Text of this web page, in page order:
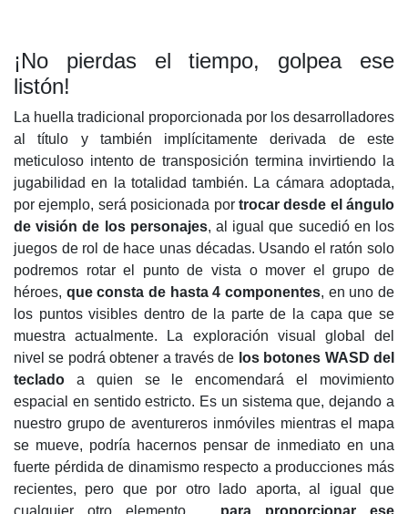
¡No pierdas el tiempo, golpea ese
listón!
La huella tradicional proporcionada por los desarrolladores
al título y también implícitamente derivada de este
meticuloso intento de transposición termina invirtiendo la
jugabilidad en la totalidad también. La cámara adoptada,
por ejemplo, será posicionada por trocar desde el ángulo
de visión de los personajes, al igual que sucedió en los
juegos de rol de hace unas décadas. Usando el ratón solo
podremos rotar el punto de vista o mover el grupo de
héroes, que consta de hasta 4 componentes, en uno de
los puntos visibles dentro de la parte de la capa que se
muestra actualmente. La exploración visual global del
nivel se podrá obtener a través de los botones WASD del
teclado a quien se le encomendará el movimiento
espacial en sentido estricto. Es un sistema que, dejando a
nuestro grupo de aventureros inmóviles mientras el mapa
se mueve, podría hacernos pensar de inmediato en una
fuerte pérdida de dinamismo respecto a producciones más
recientes, pero que por otro lado aporta, al igual que
cualquier otro elemento. ,
para proporcionar ese